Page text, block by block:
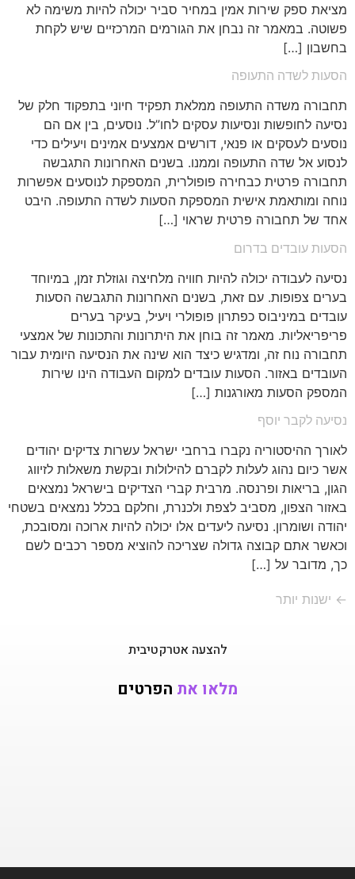
מציאת ספק שירות אמין במחיר סביר יכולה להיות משימה לא
פשוטה. במאמר זה נבחן את הגורמים המרכזיים שיש לקחת
בחשבון […]
הסעות לשדה התעופה
תחבורה משדה התעופה ממלאת תפקיד חיוני בתפקוד חלק של
נסיעה לחופשות ונסיעות עסקים לחו”ל. נוסעים, בין אם הם
נוסעים לעסקים או פנאי, דורשים אמצעים אמינים ויעילים כדי
לנסוע אל שדה התעופה וממנו. בשנים האחרונות התגבשה
תחבורה פרטית כבחירה פופולרית, המספקת לנוסעים אפשרות
נוחה ומותאמת אישית המספקת הסעות לשדה התעופה. היבט
אחד של תחבורה פרטית שראוי […]
הסעות עובדים בדרום
נסיעה לעבודה יכולה להיות חוויה מלחיצה וגוזלת זמן, במיוחד
בערים צפופות. עם זאת, בשנים האחרונות התגבשה הסעות
עובדים במיניבוס כפתרון פופולרי ויעיל, בעיקר בערים
פריפריאליות. מאמר זה בוחן את היתרונות והתכונות של אמצעי
תחבורה נוח זה, ומדגיש כיצד הוא שינה את הנסיעה היומית עבור
העובדים באזור. הסעות עובדים למקום העבודה הינו שירות
המספק הסעות מאורגנות […]
נסיעה לקבר יוסף
לאורך ההיסטוריה נקברו ברחבי ישראל עשרות צדיקים יהודים
אשר כיום נהוג לעלות לקברם להילולות ובקשת משאלות לזיווג
הגון, בריאות ופרנסה. מרבית קברי הצדיקים בישראל נמצאים
באזור הצפון, מסביב לצפת ולכנרת, וחלקם בכלל נמצאים בשטחי
יהודה ושומרון. נסיעה ליעדים אלו יכולה להיות ארוכה ומסובכת,
וכאשר אתם קבוצה גדולה שצריכה להוציא מספר רכבים לשם
כך, מדובר על […]
← ישנות יותר
להצעה אטרקטיבית
מלאו את הפרטים